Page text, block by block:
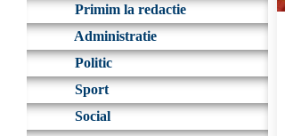
Primim la redactie
Administratie
Politic
Sport
Social